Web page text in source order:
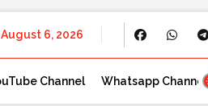
August 6, 2026
Channel Whatsapp Channel